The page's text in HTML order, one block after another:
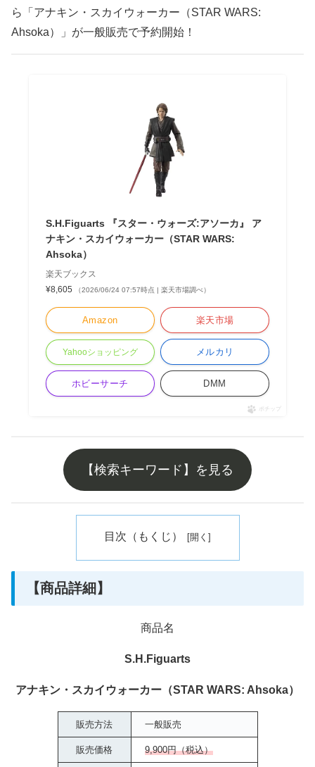
ら「アナキン・スカイウォーカー（STAR WARS:
Ahsoka）」が一般販売で予約開始！
S.H.Figuarts 『スター・ウォーズ:アソーカ』 ア
ナキン・スカイウォーカー（STAR WARS:
Ahsoka）
楽天ブックス
¥8,605
（2026/06/24 07:57時点 | 楽天市場調べ）
Amazon 楽天市場
Yahooショッピング メルカリ
ホビーサーチ DMM
ポチップ
【検索キーワード】を見る
目次（もくじ）
【商品詳細】
商品名
S.H.Figuarts
アナキン・スカイウォーカー（STAR WARS: Ahsoka）
販売方法 一般販売
販売価格 9,900円（税込）